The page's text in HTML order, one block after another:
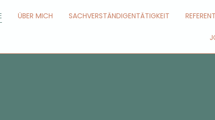
ÜBER MICH SACHVERSTÄNDIGENTÄTIGKEIT